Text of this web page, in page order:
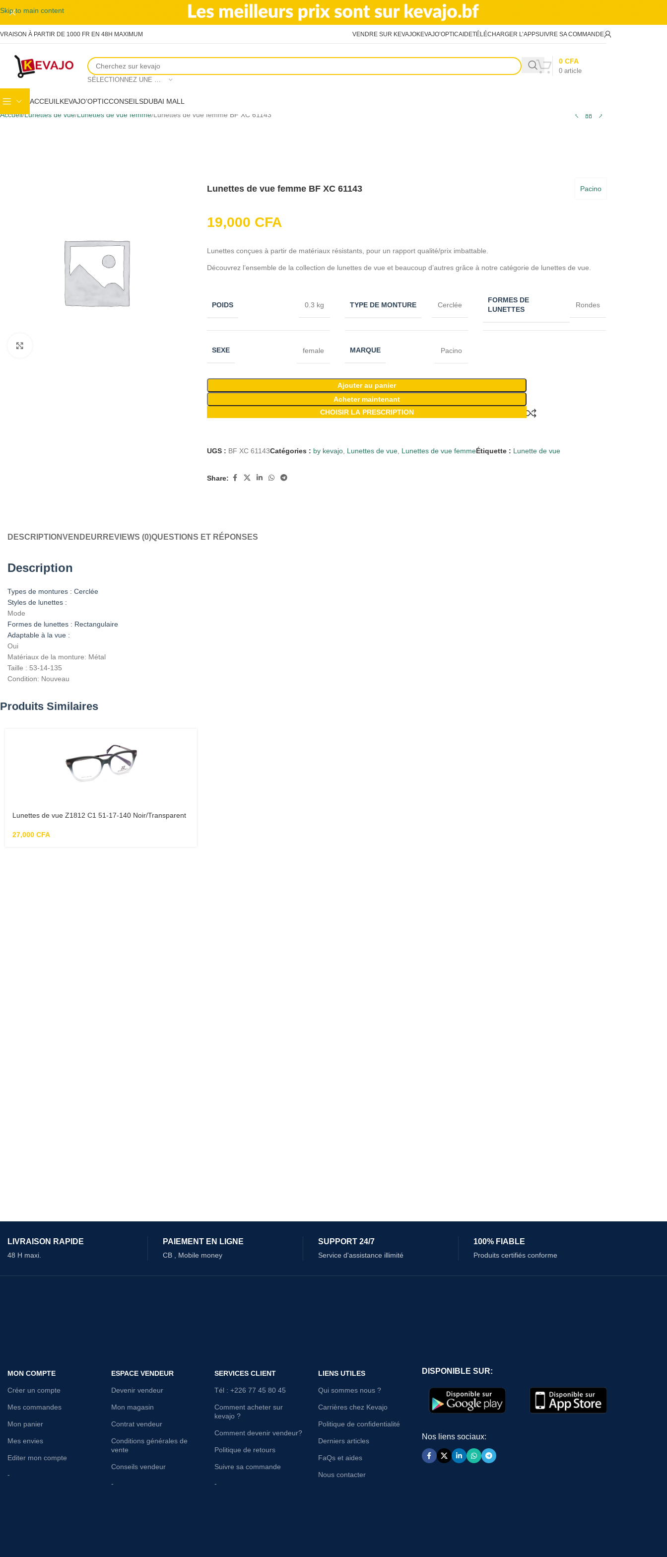
Skip to main content
À PARTIR DE 1000 FR EN 48H MAXIMUM VENDRE SUR KEVAJOKEVAJO’OPTICAIDETÉLÉCHARGER L’APPSUIVRE SA COMMANDE
SÉLECTIONNEZ UNE CATÉGORIE
0 article
0 CFA
ACCEUIL KEVAJO’OPTICCONSEILSDUBAI MALL
Accueil Lunettes de vue Lunettes de vue femme Lunettes de vue femme BF XC 61143
Lunettes de vue femme BF XC 61143 Pacino
19,000 CFA
Lunettes conçues à partir de matériaux résistants, pour un rapport qualité/prix imbattable.
Découvrez l’ensemble de la collection de lunettes de vue et beaucoup d’autres grâce à notre catégorie de lunettes de vue.
POIDS 0.3 kg TYPE DE MONTURE Cerclée
FORMES DE
LUNETTES
Rondes
SEXE female MARQUE Pacino
Ajouter au panier
Acheter maintenant
CHOISIR LA PRESCRIPTION
UGS : BF XC 61143Catégories : by kevajo Lunettes de vue Lunettes de vue femmeÉtiquette : Lunette de vue
Share:
DESCRIPTIONVENDEUR REVIEWS (0)QUESTIONS ET RÉPONSES
Description
Types de montures : Cerclée
Styles de lunettes :
Mode
Formes de lunettes : Rectangulaire
Adaptable à la vue :
Oui
Matériaux de la monture: Métal
Taille : 53-14-135
Condition: Nouveau
Produits Similaires
Lunettes de vue Z1812 C1 51-17-140 Noir/Transparent
27,000 CFA
LIVRAISON RAPIDE
48 H maxi.
PAIEMENT EN LIGNE
CB , Mobile money
SUPPORT 24/7
Service d'assistance illimité
100% FIABLE
Produits certifiés conforme
MON COMPTE
Créer un compte
Mes commandes
Mon panier
Mes envies
Editer mon compte
-
ESPACE VENDEUR
Devenir vendeur
Mon magasin
Contrat vendeur
Conditions générales de
vente
Conseils vendeur
-
SERVICES CLIENT
Tél : +226 77 45 80 45
Comment acheter sur
kevajo ?
Comment devenir vendeur?
Politique de retours
Suivre sa commande
-
LIENS UTILES
Qui sommes nous ?
Carrières chez Kevajo
Politique de confidentialité
Derniers articles
FaQs et aides
Nous contacter
DISPONIBLE SUR:
Nos liens sociaux: